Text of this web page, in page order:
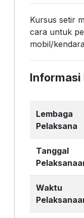
Kursus setir
cara untuk
mobil/
Informasi
Lembaga
Pelaksana
Tanggal
Waktu